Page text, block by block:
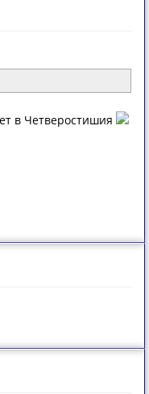
в Четверостишия